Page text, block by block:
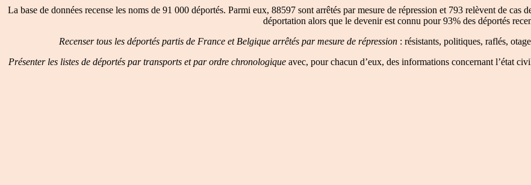
La base de données recense les noms de 91 000 déportés. Parmi eux, 88597 sont arrêtés par mesure de répression et 793 relèvent de
déportation alors que le devenir est connu pour 93% des déportés
Recenser tous les déportés partis de France et Belgique arrêtés par mesure de répression : résistants, politiques, raflés,
Présenter les listes de déportés par transports et par ordre chronologique avec, pour chacun d’eux, des informations concernant l’état